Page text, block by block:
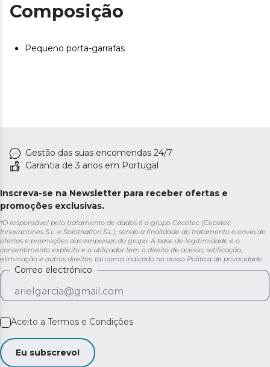
Composição
Pequeno porta-garrafas
Gestão das suas encomendas 24/7
Garantia de 3 anos em Portugal
Inscreva-se na Newsletter para receber ofertas e
promoções exclusivas.
*O responsável pelo tratamento de dados é o grupo Cecotec (Cecotec
Innovaciones S.L. e Solotriatlon S.L.), sendo a finalidade do tratamento o envio de
ofertas e promoções das empresas do grupo. A base de legitimidade é o
consentimento explícito e o utilizador tem o direito de acesso, retificação,
eliminação e outros direitos, tal como indicado no nosso Política de privacidade
Correo electrónico
Aceito a Termos e Condições
Eu subscrevo!